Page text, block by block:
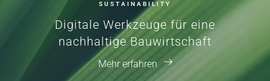
SUSTAINABILITY
Digitale Werkzeuge für eine
nachhaltige Bauwirtschaft
Mehr erfahren